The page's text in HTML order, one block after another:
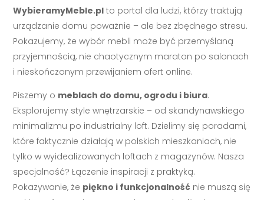
WybieramyMeble.pl to portal dla ludzi, którzy traktują
urządzanie domu poważnie – ale bez zbędnego stresu.
Pokazujemy, że wybór mebli może być przemyślaną
przyjemnością, nie chaotycznym maraton po salonach
i nieskończonym przewijaniem ofert online.
Piszemy o meblach do domu, ogrodu i biura.
Eksplorujemy style wnętrzarskie – od skandynawskiego
minimalizmu po industrialny loft. Dzielimy się poradami,
które faktycznie działają w polskich mieszkaniach, nie
tylko w wyidealizowanych loftach z magazynów. Nasza
specjalność? Łączenie inspiracji z praktyką.
Pokazywanie, że piękno i funkcjonalność nie muszą się